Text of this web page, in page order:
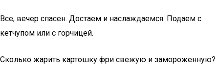
Все, вечер спасен. Достаем и наслаждаемся. Подаем с
кетчупом или с горчицей.
Сколько жарить картошку фри свежую и замороженную?